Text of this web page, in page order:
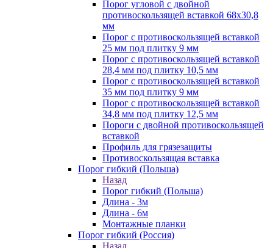
Порог угловой с двойной
противоскользящей вставкой 68х30,8
мм
Порог с противоскользящей вставкой
25 мм под плитку 9 мм
Порог с противоскользящей вставкой
28,4 мм под плитку 10,5 мм
Порог с противоскользящей вставкой
35 мм под плитку 9 мм
Порог с противоскользящей вставкой
34,8 мм под плитку 12,5 мм
Пороги с двойной противоскользящей
вставкой
Профиль для грязезащиты
Противоскользящая вставка
Порог гибкий (Польша)
Назад
Порог гибкий (Польша)
Длина - 3м
Длина - 6м
Монтажные планки
Порог гибкий (Россия)
Назад